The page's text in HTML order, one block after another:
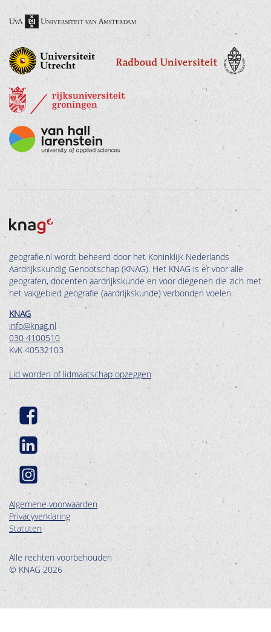
geografie.nl wordt beheerd door het Koninklijk Nederlands
Aardrijkskundig Genootschap (KNAG). Het KNAG is er voor alle
geografen, docenten aardrijkskunde en voor diegenen die zich met
het vakgebied geografie (aardrijkskunde) verbonden voelen.
KNAG
info@knag.nl
030 4100510
KvK 40532103
Lid worden of lidmaatschap opzeggen
Algemene voorwaarden
Privacyverklaring
Statuten
Alle rechten voorbehouden
© KNAG 2026